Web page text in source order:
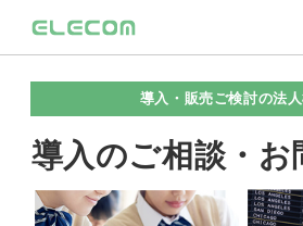
導入・販売ご検討の法
導入のご相談・お